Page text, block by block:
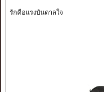
รักคือแรงบันดาลใจ